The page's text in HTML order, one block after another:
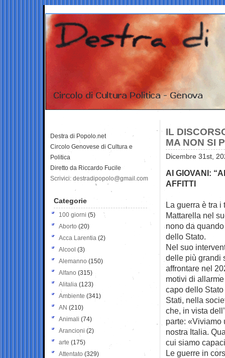
IL
MA NON SI
Dicembre 31st,
AI GIOVANI:
AFFITTI
La guerra è tra
Mattarella nel
nono da
dello Stato.
Nel suo
delle più grandi
affrontare nel
motivi di
capo dello
Stati, nella
che, in vista
parte: «Viviamo
nostra Italia.
cui siamo
Le guerre in
Destra di Popolo.net
Circolo Genovese di Cultura e
Politica
Diretto da Riccardo Fucile
Scrivici: destradipopolo@gmail.com
Categorie
100 giorni (5)
Aborto (20)
Acca Larentia (2)
Alcool (3)
Alemanno (150)
Alfano (315)
Alitalia (123)
Ambiente (341)
AN (210)
Animali (74)
Arancioni (2)
arte (175)
Attentato (329)